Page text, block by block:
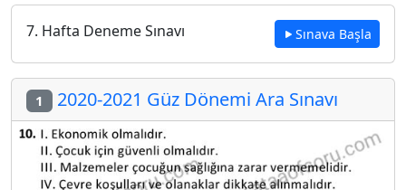
7. Hafta Deneme Sınavı Sınava Başla
1 2020-2021 Güz Dönemi Ara Sınavı